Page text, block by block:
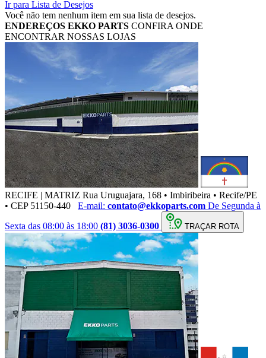
Ir para Lista de Desejos
Você não tem nenhum item em sua lista de desejos.
ENDEREÇOS EKKO PARTS CONFIRA ONDE
ENCONTRAR NOSSAS LOJAS
RECIFE | MATRIZ Rua Uruguajara, 168 • Imbiribeira • Recife/PE
• CEP 51150-440
E-mail: contato@ekkoparts.com De Segunda à
Sexta das 08:00 às 18:00 (81) 3036-0300 TRAÇAR ROTA